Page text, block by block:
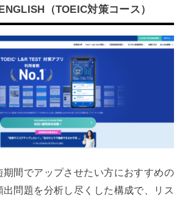
（TOEIC対策コース）
間でアップさせたい方におすすめの
問題を分析し尽くした構成で、リス